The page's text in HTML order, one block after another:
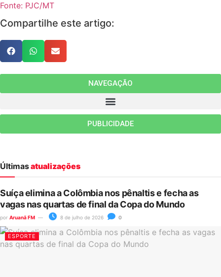
Fonte: PJC/MT
Compartilhe este artigo:
NAVEGAÇÃO
PUBLICIDADE
Últimasatualizações
Suíça elimina a Colômbia nos pênaltis e fecha as
vagas nas quartas de final da Copa do Mundo
por Aruanã FM 8 de julho de 2026 0
ESPORTE